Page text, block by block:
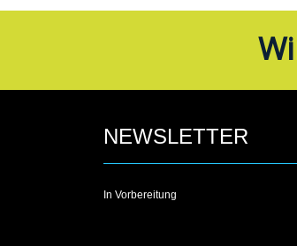
NEWSLETTER
In Vorbereitung